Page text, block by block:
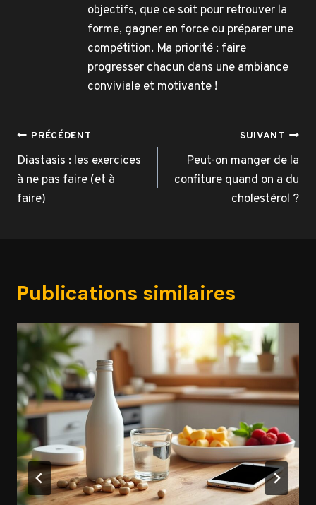
objectifs, que ce soit pour retrouver la
forme, gagner en force ou préparer une
compétition. Ma priorité : faire
progresser chacun dans une ambiance
conviviale et motivante !
Navigation
de
l’article
PRÉCÉDENT
Diastasis : les exercices
à ne pas faire (et à
faire)
SUIVANT
Peut-on manger de la
confiture quand on a du
cholestérol ?
Publications similaires